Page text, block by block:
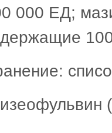
000 ЕД;